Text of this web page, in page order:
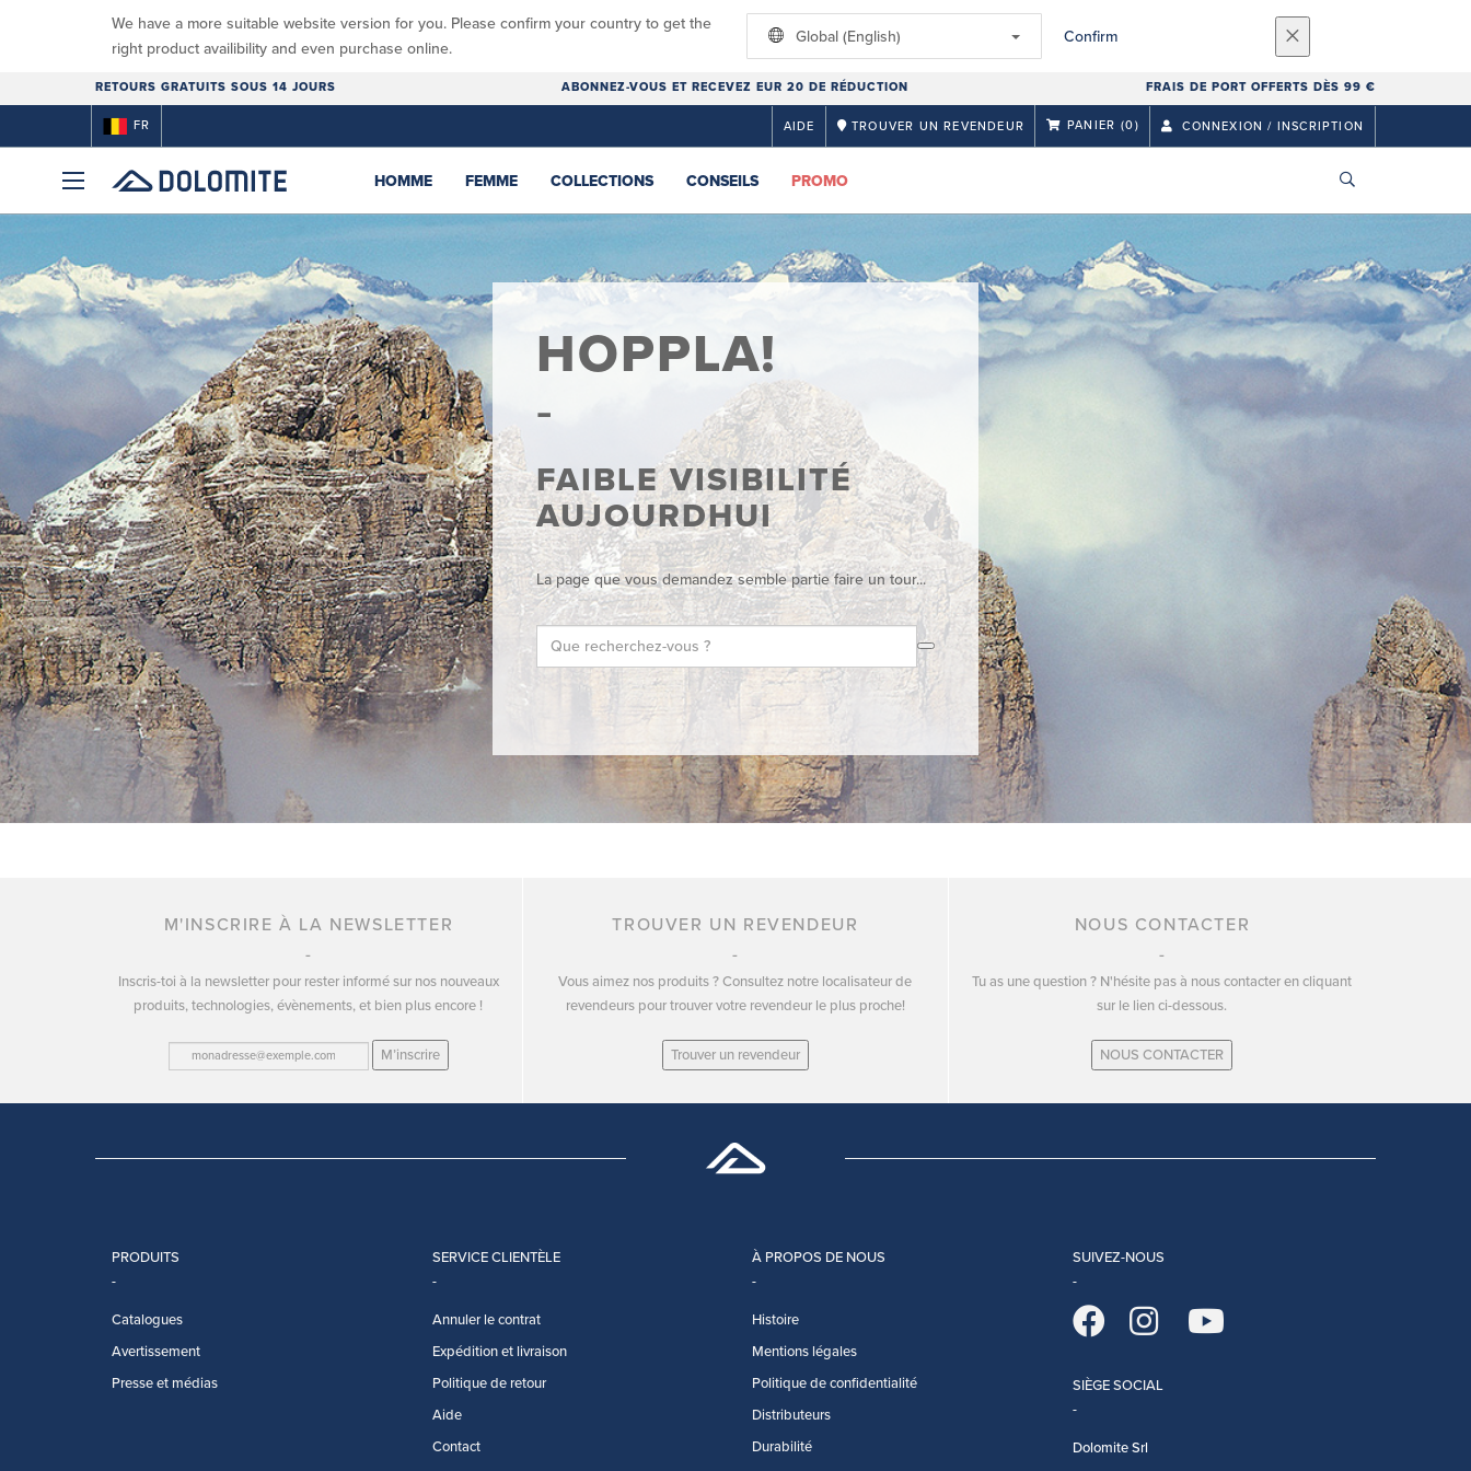
We have a more suitable website version for you. Please confirm your country to get the
right product availibility and even purchase online.
Global (English) Confirm
RETOURS GRATUITS SOUS 14 JOURS ABONNEZ-VOUS ET RECEVEZ EUR 20 DE RÉDUCTION FRAIS DE PORT OFFERTS DÈS 99 €
FR AIDE TROUVER UN REVENDEUR PANIER (0) CONNEXION / INSCRIPTION
HOMME FEMME COLLECTIONS CONSEILS PROMO
HOPPLA!
FAIBLE VISIBILITÉ
AUJOURDHUI
La page que vous demandez semble partie faire un tour...
M'INSCRIRE À LA NEWSLETTER
Inscris-toi à la newsletter pour rester informé sur nos nouveaux
produits, technologies, évènements, et bien plus encore !
M’inscrire
TROUVER UN REVENDEUR
Vous aimez nos produits ? Consultez notre localisateur de
revendeurs pour trouver votre revendeur le plus proche!
Trouver un revendeur
NOUS CONTACTER
Tu as une question ? N'hésite pas à nous contacter en cliquant
sur le lien ci-dessous.
NOUS CONTACTER
PRODUITS
Catalogues
Avertissement
Presse et médias
SERVICE CLIENTÈLE
Annuler le contrat
Expédition et livraison
Politique de retour
Aide
Contact
À PROPOS DE NOUS
Histoire
Mentions légales
Politique de confidentialité
Distributeurs
Durabilité
SUIVEZ-NOUS
SIÈGE SOCIAL
Dolomite Srl